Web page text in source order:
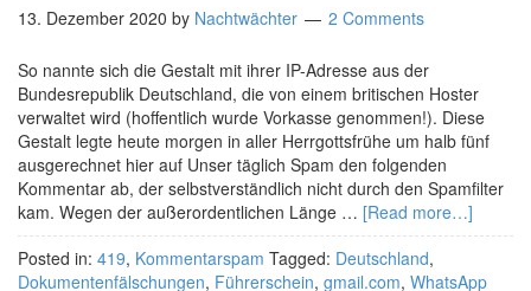
13. Dezember 2020 by Nachtwächter 2 Comments
So nannte sich die Gestalt mit ihrer IP-Adresse aus der
Bundesrepublik Deutschland, die von einem britischen Hoster
verwaltet wird (hoffentlich wurde Vorkasse genommen!). Diese
Gestalt legte heute morgen in aller Herrgottsfrühe um halb fünf
ausgerechnet hier auf Unser täglich Spam den folgenden
Kommentar ab, der selbstverständlich nicht durch den Spamfilter
kam. Wegen der außerordentlichen Länge … [Read more…]
Posted in: 419, Kommentarspam Tagged: Deutschland,
Dokumentenfälschungen, Führerschein, gmail.com, WhatsApp